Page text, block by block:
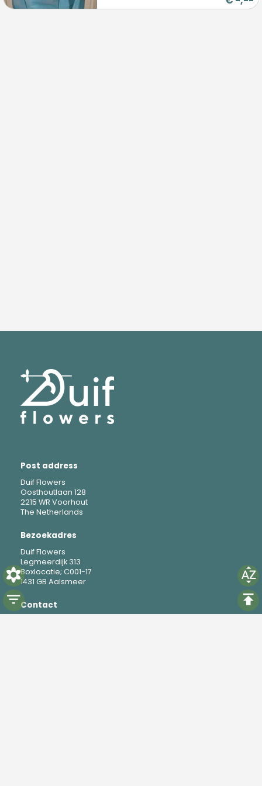
Post address
Duif Flowers
Oosthoutlaan 128
2215 WR Voorhout
The Netherlands
Bezoekadres
Duif Flowers
Legmeerdijk 313
Boxlocatie; C001-17
1431 GB Aalsmeer
Contact